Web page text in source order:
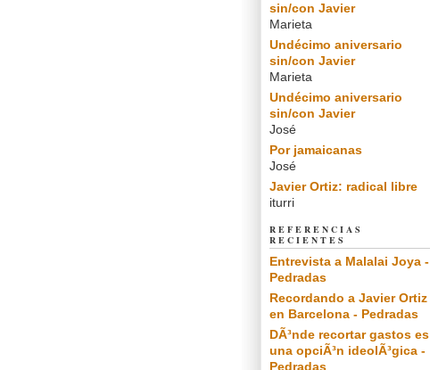
sin/con Javier
Marieta
Undécimo aniversario
sin/con Javier
Marieta
Undécimo aniversario
sin/con Javier
José
Por jamaicanas
José
Javier Ortiz: radical libre
iturri
REFERENCIAS
RECIENTES
Entrevista a Malalai Joya -
Pedradas
Recordando a Javier Ortiz
en Barcelona - Pedradas
DÃ³nde recortar gastos es
una opciÃ³n ideolÃ³gica -
Pedradas